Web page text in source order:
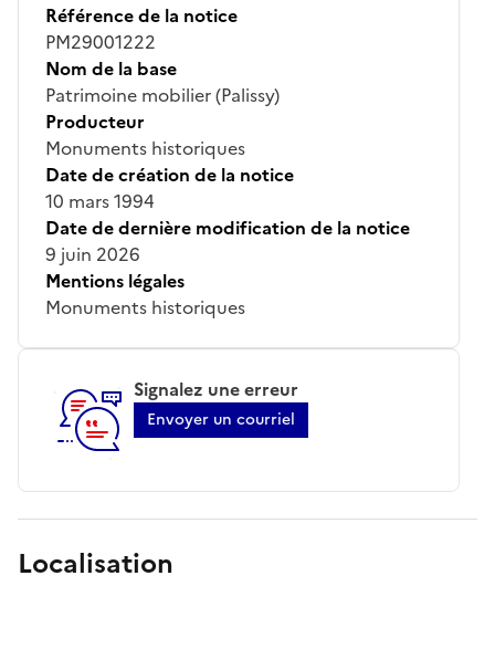
Référence de la notice
PM29001222
Nom de la base
Patrimoine mobilier (Palissy)
Producteur
Monuments historiques
Date de création de la notice
10 mars 1994
Date de dernière modification de la notice
9 juin 2026
Mentions légales
Monuments historiques
Signalez une erreur
Envoyer un courriel
Localisation